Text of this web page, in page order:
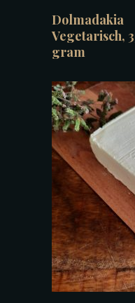
Dolmadakia
Vegetarisch,
gram